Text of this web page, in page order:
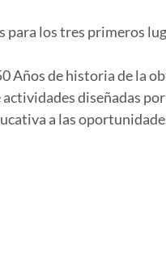
los tres primeros
Años de historia de la
diseñadas
a las